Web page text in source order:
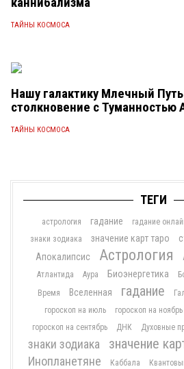
ТАЙНЫ КОСМОСА
Нашу галактику Млечный
столкновение с
ТАЙНЫ КОСМОСА
ТЕГИ
астрология гадание гадание
знаки зодиака
значение карт таро
Апокалипсис
Астрология
Атлантида Аура Биоэнергетика
Время Вселенная гадание
гороскоп на июль гороскоп на ноябрь
гороскоп на сентябрь
ДНК Духовные
знаки зодиака значение
Инопланетяне Каббала